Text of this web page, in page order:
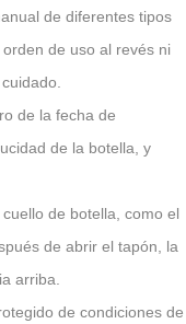
de diferentes tipos
de uso al revés ni
de la fecha de
de la botella, y
de botella, como el
de abrir el tapón, la
arriba.
de condiciones de